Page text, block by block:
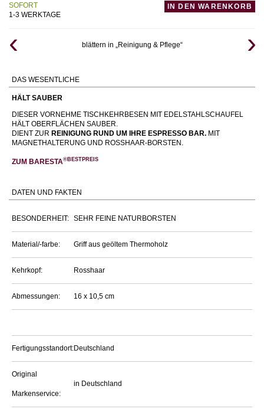
SOFORT
1-3 WERKTAGE
IN DEN WARENKORB
blättern in „Reinigung & Pflege“
DAS WESENTLICHE
HÄLT SAUBER
DIESER VORNEHME TISCHKEHRBESEN MIT EDELSTAHLSCHAUFEL
HÄLT OBERFLÄCHEN SAUBER.
DIENT ZUR REINIGUNG RUND UM IHRE ESPRESSO BAR. MIT
MAGNETHALTERUNG UND ROSSHAAR-BORSTEN.
ZUM BARESTA®BESTPREIS
DATEN UND FAKTEN
BESONDERHEIT: SEHR FEINE NATURBORSTEN
Material/-farbe: Griff aus geöltem Thermoholz
Kehrkopf: Rosshaar
Abmessungen: 16 x 10,5 cm
Fertigungsstandort:Deutschland
Original
Markenservice:
in Deutschland